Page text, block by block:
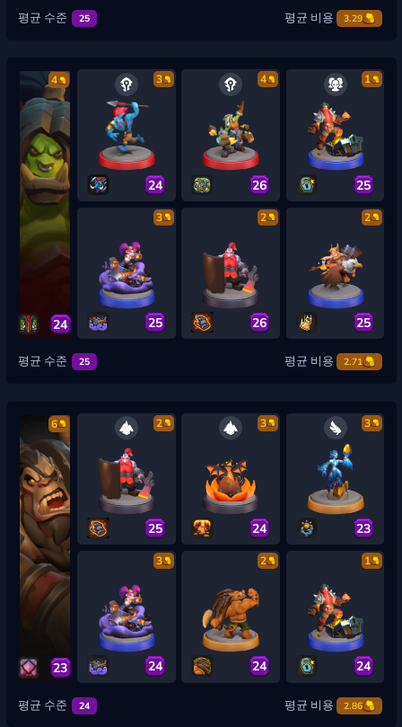
평균 수준 25 평균 비용 3.29
4
24
3
24
4
26
1
25
3
25
2
26
2
25
평균 수준 25 평균 비용 2.71
6
23
2
25
3
24
3
23
3
24
2
24
1
24
평균 수준 24 평균 비용 2.86